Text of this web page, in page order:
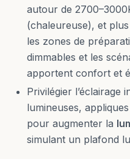
autour de
(chaleureuse), et
les zones de
dimmables et les
apportent confort et
Privilégier l’éclairage
lumineuses,
pour augmenter la
simulant un plafond